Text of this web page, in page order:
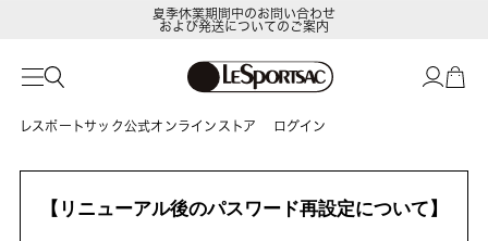
夏季休業期間中のお問い合わせ
および発送についてのご案内
レスポートサック公式オンラインストア ログイン
【リニューアル後のパスワード再設定について】